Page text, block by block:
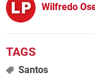
Wilfredo
Santos